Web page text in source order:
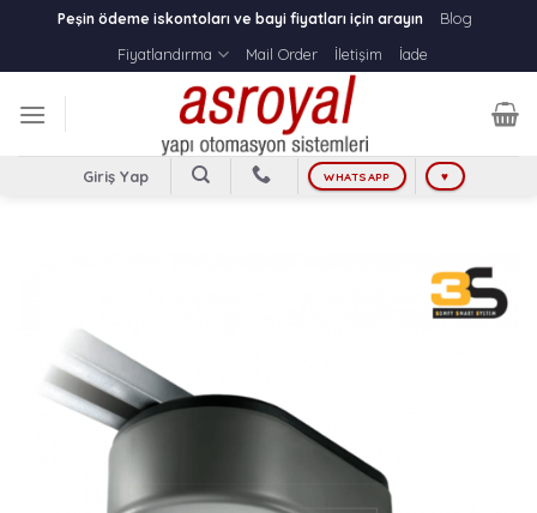
content
Peşin ödeme iskontoları ve bayi fiyatları için arayın
Blog
Fiyatlandırma
Mail Order İletişim İade
Giriş Yap WHATSAPP ♥